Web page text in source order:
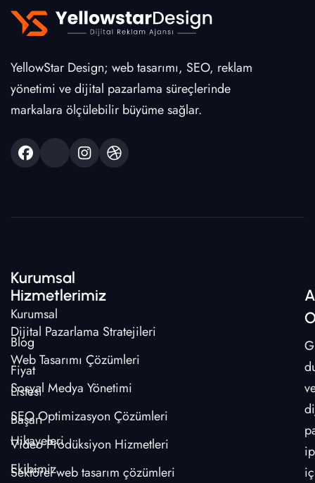
YellowStar Design; web tasarımı, SEO, reklam
yönetimi ve dijital pazarlama süreçlerinde
markalara ölçülebilir büyüme sağlar.
Kurumsal
Kurumsal
Blog
Fiyat
Listesi
Başarı
Hikayeleri
Ekibimiz
Hizmetlerimiz
Dijital Pazarlama Stratejileri
Web Tasarımı Çözümleri
Sosyal Medya Yönetimi
SEO Optimizasyon Çözümleri
Video Prodüksiyon Hizmetleri
Sektörel web tasarım çözümleri